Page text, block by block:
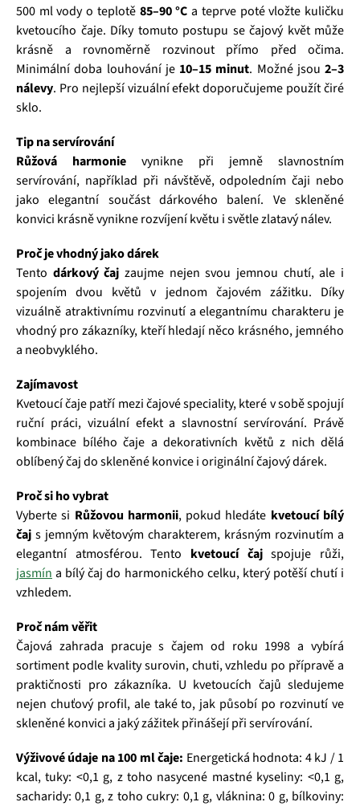
500 ml vody o teplotě 85–90 °C a teprve poté vložte kuličku
kvetoucího čaje. Díky tomuto postupu se čajový květ může
krásně a rovnoměrně rozvinout přímo před očima.
Minimální doba louhování je 10–15 minut. Možné jsou 2–3
nálevy. Pro nejlepší vizuální efekt doporučujeme použít čiré
sklo.
Tip na servírování
Růžová harmonie vynikne při jemně slavnostním
servírování, například při návštěvě, odpoledním čaji nebo
jako elegantní součást dárkového balení. Ve skleněné
konvici krásně vynikne rozvíjení květu i světle zlatavý nálev.
Proč je vhodný jako dárek
Tento dárkový čaj zaujme nejen svou jemnou chutí, ale i
spojením dvou květů v jednom čajovém zážitku. Díky
vizuálně atraktivnímu rozvinutí a elegantnímu charakteru je
vhodný pro zákazníky, kteří hledají něco krásného, jemného
a neobvyklého.
Zajímavost
Kvetoucí čaje patří mezi čajové speciality, které v sobě spojují
ruční práci, vizuální efekt a slavnostní servírování. Právě
kombinace bílého čaje a dekorativních květů z nich dělá
oblíbený čaj do skleněné konvice i originální čajový dárek.
Proč si ho vybrat
Vyberte si Růžovou harmonii, pokud hledáte kvetoucí bílý
čaj s jemným květovým charakterem, krásným rozvinutím a
elegantní atmosférou. Tento kvetoucí čajspojuje růži,
jasmín a bílý čaj do harmonického celku, který potěší chutí i
vzhledem.
Proč nám věřit
Čajová zahrada pracuje s čajem od roku 1998 a vybírá
sortiment podle kvality surovin, chuti, vzhledu po přípravě a
praktičnosti pro zákazníka. U kvetoucích čajů sledujeme
nejen chuťový profil, ale také to, jak působí po rozvinutí ve
skleněné konvici a jaký zážitek přinášejí při servírování.
Výživové údaje na 100 ml čaje: Energetická hodnota: 4 kJ / 1
kcal, tuky: <0,1 g, z toho nasycené mastné kyseliny: <0,1 g,
sacharidy: 0,1 g, z toho cukry: 0,1 g, vláknina: 0 g, bílkoviny: